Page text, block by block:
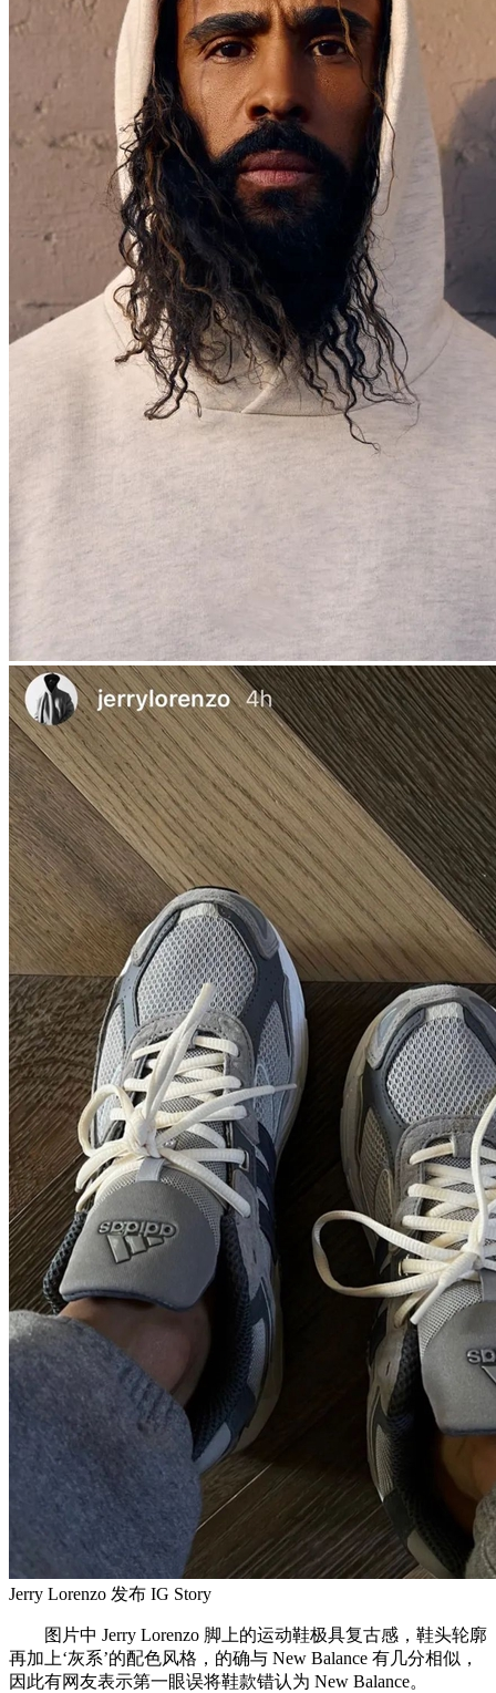
Jerry Lorenzo 发布 IG Story
图片中 Jerry Lorenzo 脚上的运动鞋极具复古感，鞋头轮廓
再加上‘灰系’的配色风格，的确与 New Balance 有几分相似，
因此有网友表示第一眼误将鞋款错认为 New Balance。